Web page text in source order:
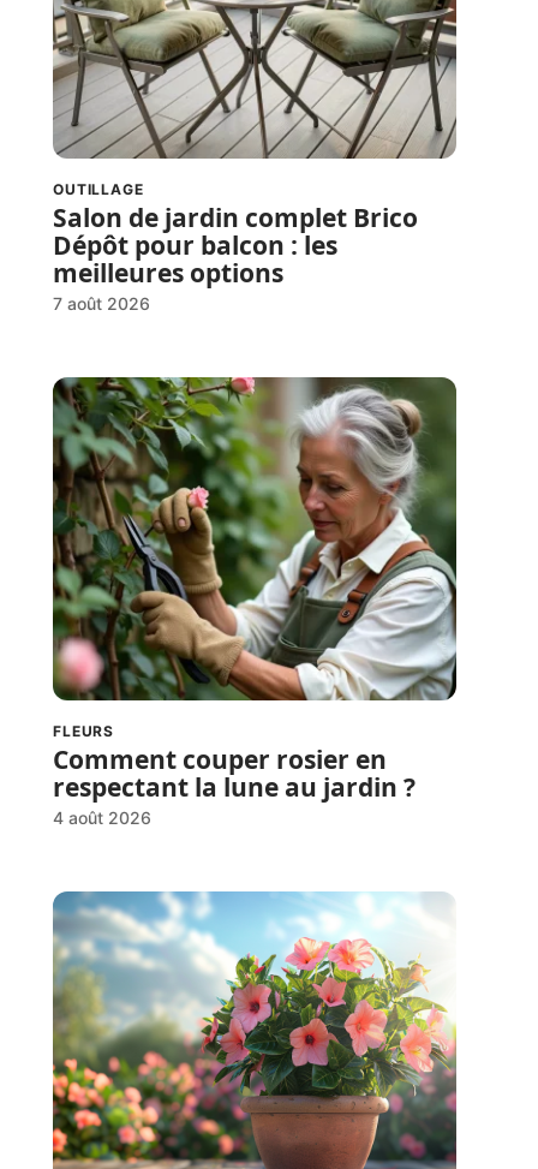
OUTILLAGE
Salon de jardin complet Brico
Dépôt pour balcon : les
meilleures options
7 août 2026
FLEURS
Comment couper rosier en
respectant la lune au jardin ?
4 août 2026